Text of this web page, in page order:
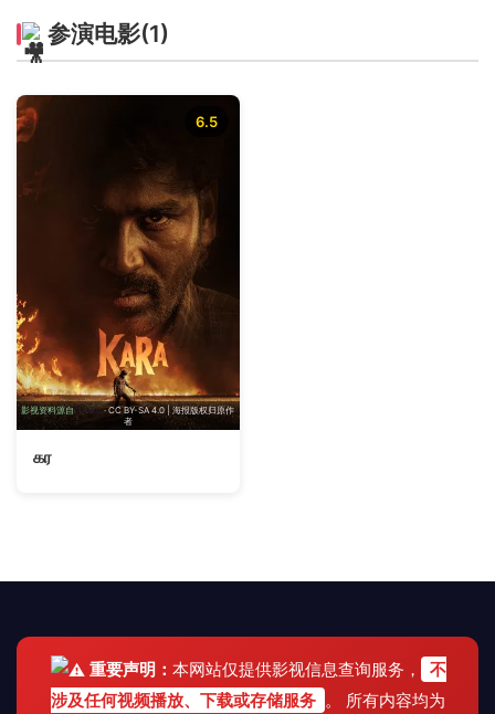
参演电影(1)
影视资料源自 TMDB· CC BY-SA 4.0 | 海报版权归原作
者
6.5
கர
重要声明： 本网站仅提供影视信息查询服务，
不
涉及任何视频播放、下载或存储服务 。 所有内容均为